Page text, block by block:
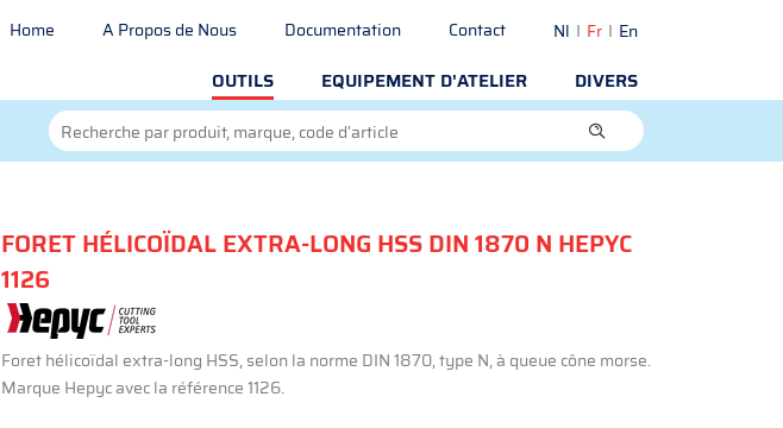
Home A Propos de Nous Documentation Contact Nl Fr En
OUTILS EQUIPEMENT D'ATELIER DIVERS
FORET HÉLICOÏDAL EXTRA-LONG HSS DIN 1870 N HEPYC
1126
Foret hélicoïdal extra-long HSS, selon la norme DIN 1870, type N, à queue cône morse.
Marque Hepyc avec la référence 1126.